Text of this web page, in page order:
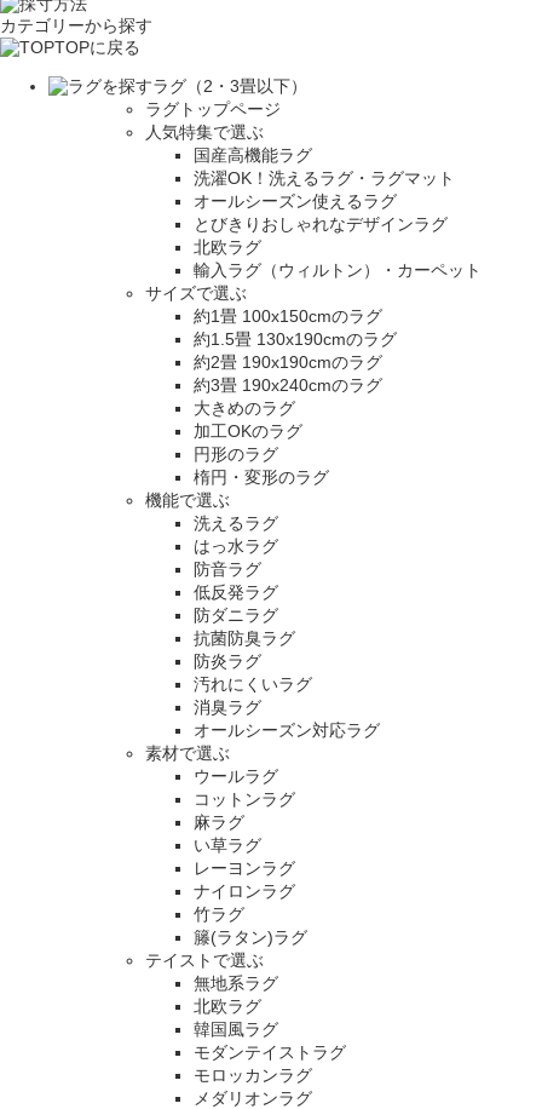
カテゴリーから探す
TOPに戻る
ラグ（2・3畳以下）
ラグトップページ
人気特集で選ぶ
国産高機能ラグ
洗濯OK！洗えるラグ・ラグマット
オールシーズン使えるラグ
とびきりおしゃれなデザインラグ
北欧ラグ
輸入ラグ（ウィルトン）・カーペット
サイズで選ぶ
約1畳 100x150cmのラグ
約1.5畳 130x190cmのラグ
約2畳 190x190cmのラグ
約3畳 190x240cmのラグ
大きめのラグ
加工OKのラグ
円形のラグ
楕円・変形のラグ
機能で選ぶ
洗えるラグ
はっ水ラグ
防音ラグ
低反発ラグ
防ダニラグ
抗菌防臭ラグ
防炎ラグ
汚れにくいラグ
消臭ラグ
オールシーズン対応ラグ
素材で選ぶ
ウールラグ
コットンラグ
麻ラグ
い草ラグ
レーヨンラグ
ナイロンラグ
竹ラグ
籐(ラタン)ラグ
テイストで選ぶ
無地系ラグ
北欧ラグ
韓国風ラグ
モダンテイストラグ
モロッカンラグ
メダリオンラグ